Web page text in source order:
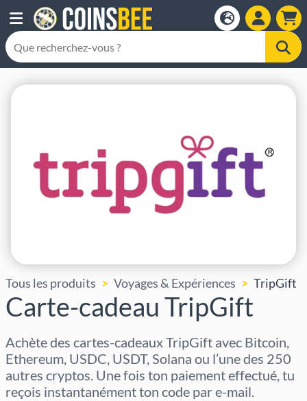
Tous les produits Voyages & Expériences TripGift
Carte-cadeau TripGift
Achète des cartes-cadeaux TripGift avec Bitcoin,
Ethereum, USDC, USDT, Solana ou l’une des 250
autres cryptos. Une fois ton paiement effectué, tu
reçois instantanément ton code par e-mail.